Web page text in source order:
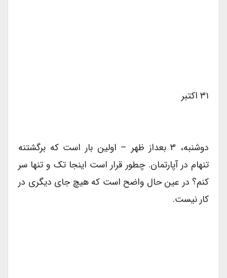
۳۱ اکتبر
دوشنبه، ۳ بعداز ظهر – اولین بار است که برگشتنه
تنهام در آپارتمان. چطور قرار است اینجا تک و تنها سر
کنم؟ در عین حال واضح است که هیچ جای دیگری در
کار نیست.